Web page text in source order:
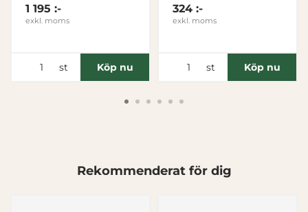
Denna webbplats använder cookies
1 195 :-
exkl. moms
st Köp nu
324 :-
exkl. moms
st Köp nu
Rekommenderat för dig